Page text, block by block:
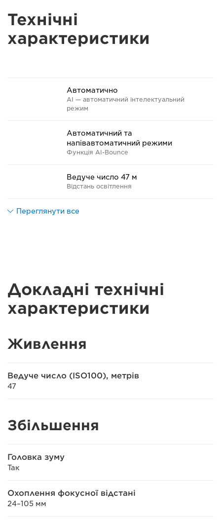
Технічні
характеристики
Автоматично
AI — автоматичний інтелектуальний
режим
Автоматичний та
напівавтоматичний режими
Функція AI-Bounce
Ведуче число 47 м
Відстань освітлення
Переглянути все
Докладні технічні
характеристики
Живлення
Ведуче число (ISO100), метрів
47
Збільшення
Головка зуму
Так
Охоплення фокусної відстані
24–105 мм